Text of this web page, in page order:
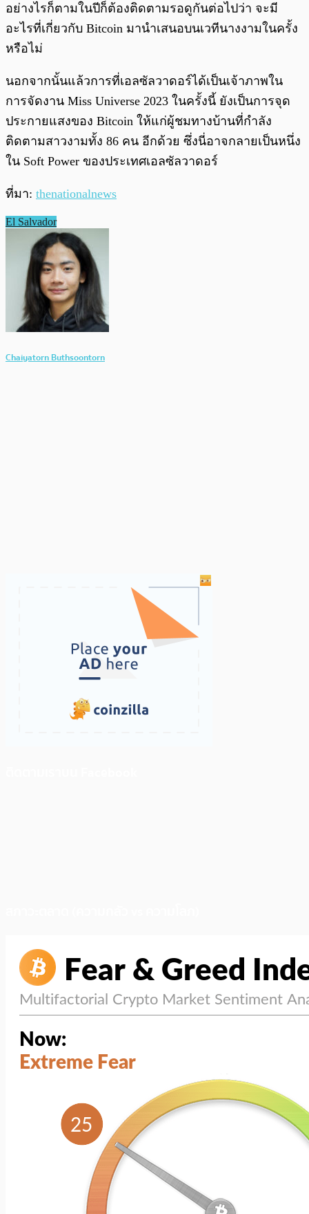
อย่างไรก็ตามในปีก็ต้องติดตามรอดูกันต่อไปว่า จะมี
อะไรที่เกี่ยวกับ Bitcoin มานำเสนอบนเวทีนางงามในครั้ง
หรือไม่
นอกจากนั้นแล้วการที่เอลซัลวาดอร์ได้เป็นเจ้าภาพใน
การจัดงาน Miss Universe 2023 ในครั้งนี้ ยังเป็นการจุด
ประกายแสงของ Bitcoin ให้แก่ผู้ชมทางบ้านที่กำลัง
ติดตามสาวงามทั้ง 86 คน อีกด้วย ซึ่งนี่อาจกลายเป็นหนึ่ง
ใน Soft Power ของประเทศเอลซัลวาดอร์
ที่มา: thenationalnews
El Salvador
Chaiyatorn Buthsoontorn